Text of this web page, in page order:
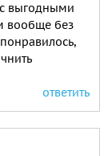
выгодными
вообще без
ответить